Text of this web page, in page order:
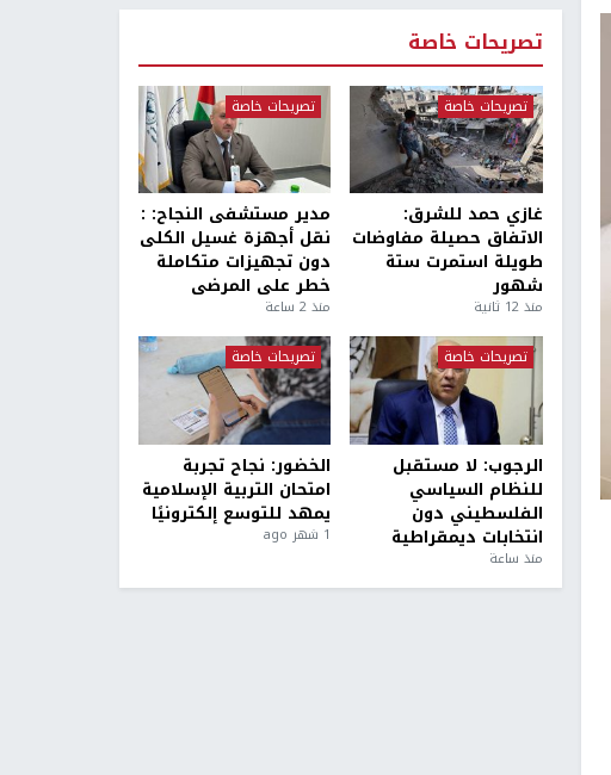
تصريحات خاصة
تصريحات خاصة
غازي حمد للشرق:
الاتفاق حصيلة مفاوضات
طويلة استمرت ستة
شهور
منذ 12 ثانية
تصريحات خاصة
مدير مستشفى النجاح: :
نقل أجهزة غسيل الكلى
دون تجهيزات متكاملة
خطر على المرضى
منذ 2 ساعة
تصريحات خاصة
الرجوب: لا مستقبل
للنظام السياسي
الفلسطيني دون
انتخابات ديمقراطية
منذ ساعة
تصريحات خاصة
الخضور: نجاح تجربة
امتحان التربية الإسلامية
يمهد للتوسع إلكترونيًا
1 شهر ago